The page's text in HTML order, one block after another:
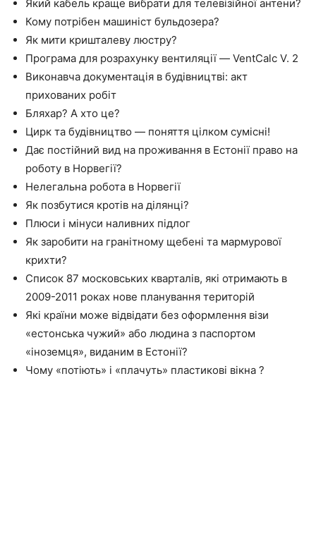
Який кабель краще вибрати для телевізійної антени?
Кому потрібен машиніст бульдозера?
Як мити кришталеву люстру?
Програма для розрахунку вентиляції — VentCalc V. 2
Виконавча документація в будівництві: акт
прихованих робіт
Бляхар? А хто це?
Цирк та будівництво — поняття цілком сумісні!
Дає постійний вид на проживання в Естонії право на
роботу в Норвегії?
Нелегальна робота в Норвегії
Як позбутися кротів на ділянці?
Плюси і мінуси наливних підлог
Як заробити на гранітному щебені та мармурової
крихти?
Список 87 московських кварталів, які отримають в
2009-2011 роках нове планування територій
Які країни може відвідати без оформлення візи
«естонська чужий» або людина з паспортом
«іноземця», виданим в Естонії?
Чому «потіють» і «плачуть» пластикові вікна ?